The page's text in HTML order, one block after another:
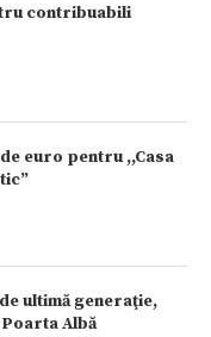
contribuabili
euro pentru ,,Casa
ultimă generaţie,
Albă